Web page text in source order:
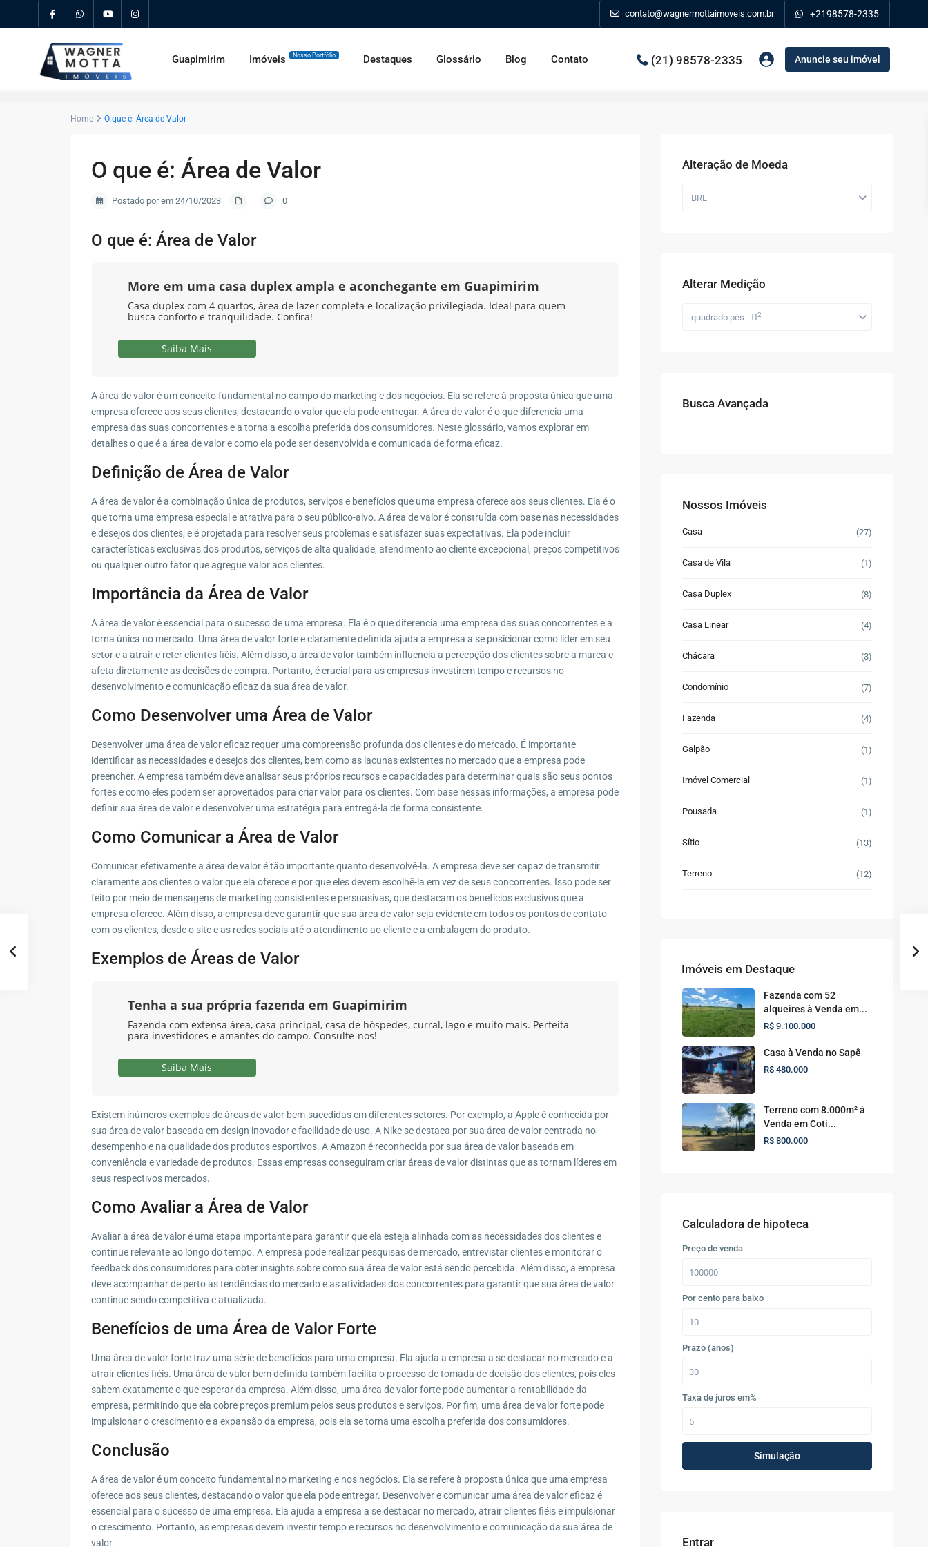
contato@wagnermottaimoveis.com.br +2198578-2335
Guapimirim Imóveis Nosso Portfólio Destaques Glossário Blog Contato (21) 98578-2335 Anuncie seu imóvel
Home O que é: Área de Valor
O que é: Área de Valor
Postado por em 24/10/2023 0
O que é: Área de Valor
More em uma casa duplex ampla e aconchegante em Guapimirim
Casa duplex com 4 quartos, área de lazer completa e localização privilegiada. Ideal para quem
busca conforto e tranquilidade. Confira!
Saiba Mais
A área de valor é um conceito fundamental no campo do marketing e dos negócios. Ela se refere à proposta única que uma
empresa oferece aos seus clientes, destacando o valor que ela pode entregar. A área de valor é o que diferencia uma
empresa das suas concorrentes e a torna a escolha preferida dos consumidores. Neste glossário, vamos explorar em
detalhes o que é a área de valor e como ela pode ser desenvolvida e comunicada de forma eficaz.
Definição de Área de Valor
A área de valor é a combinação única de produtos, serviços e benefícios que uma empresa oferece aos seus clientes. Ela é o
que torna uma empresa especial e atrativa para o seu público-alvo. A área de valor é construída com base nas necessidades
e desejos dos clientes, e é projetada para resolver seus problemas e satisfazer suas expectativas. Ela pode incluir
características exclusivas dos produtos, serviços de alta qualidade, atendimento ao cliente excepcional, preços competitivos
ou qualquer outro fator que agregue valor aos clientes.
Importância da Área de Valor
A área de valor é essencial para o sucesso de uma empresa. Ela é o que diferencia uma empresa das suas concorrentes e a
torna única no mercado. Uma área de valor forte e claramente definida ajuda a empresa a se posicionar como líder em seu
setor e a atrair e reter clientes fiéis. Além disso, a área de valor também influencia a percepção dos clientes sobre a marca e
afeta diretamente as decisões de compra. Portanto, é crucial para as empresas investirem tempo e recursos no
desenvolvimento e comunicação eficaz da sua área de valor.
Como Desenvolver uma Área de Valor
Desenvolver uma área de valor eficaz requer uma compreensão profunda dos clientes e do mercado. É importante
identificar as necessidades e desejos dos clientes, bem como as lacunas existentes no mercado que a empresa pode
preencher. A empresa também deve analisar seus próprios recursos e capacidades para determinar quais são seus pontos
fortes e como eles podem ser aproveitados para criar valor para os clientes. Com base nessas informações, a empresa pode
definir sua área de valor e desenvolver uma estratégia para entregá-la de forma consistente.
Como Comunicar a Área de Valor
Comunicar efetivamente a área de valor é tão importante quanto desenvolvê-la. A empresa deve ser capaz de transmitir
claramente aos clientes o valor que ela oferece e por que eles devem escolhê-la em vez de seus concorrentes. Isso pode ser
feito por meio de mensagens de marketing consistentes e persuasivas, que destacam os benefícios exclusivos que a
empresa oferece. Além disso, a empresa deve garantir que sua área de valor seja evidente em todos os pontos de contato
com os clientes, desde o site e as redes sociais até o atendimento ao cliente e a embalagem do produto.
Exemplos de Áreas de Valor
Tenha a sua própria fazenda em Guapimirim
Fazenda com extensa área, casa principal, casa de hóspedes, curral, lago e muito mais. Perfeita
para investidores e amantes do campo. Consulte-nos!
Saiba Mais
Existem inúmeros exemplos de áreas de valor bem-sucedidas em diferentes setores. Por exemplo, a Apple é conhecida por
sua área de valor baseada em design inovador e facilidade de uso. A Nike se destaca por sua área de valor centrada no
desempenho e na qualidade dos produtos esportivos. A Amazon é reconhecida por sua área de valor baseada em
conveniência e variedade de produtos. Essas empresas conseguiram criar áreas de valor distintas que as tornam líderes em
seus respectivos mercados.
Como Avaliar a Área de Valor
Avaliar a área de valor é uma etapa importante para garantir que ela esteja alinhada com as necessidades dos clientes e
continue relevante ao longo do tempo. A empresa pode realizar pesquisas de mercado, entrevistar clientes e monitorar o
feedback dos consumidores para obter insights sobre como sua área de valor está sendo percebida. Além disso, a empresa
deve acompanhar de perto as tendências do mercado e as atividades dos concorrentes para garantir que sua área de valor
continue sendo competitiva e atualizada.
Benefícios de uma Área de Valor Forte
Uma área de valor forte traz uma série de benefícios para uma empresa. Ela ajuda a empresa a se destacar no mercado e a
atrair clientes fiéis. Uma área de valor bem definida também facilita o processo de tomada de decisão dos clientes, pois eles
sabem exatamente o que esperar da empresa. Além disso, uma área de valor forte pode aumentar a rentabilidade da
empresa, permitindo que ela cobre preços premium pelos seus produtos e serviços. Por fim, uma área de valor forte pode
impulsionar o crescimento e a expansão da empresa, pois ela se torna uma escolha preferida dos consumidores.
Conclusão
A área de valor é um conceito fundamental no marketing e nos negócios. Ela se refere à proposta única que uma empresa
oferece aos seus clientes, destacando o valor que ela pode entregar. Desenvolver e comunicar uma área de valor eficaz é
essencial para o sucesso de uma empresa. Ela ajuda a empresa a se destacar no mercado, atrair clientes fiéis e impulsionar
o crescimento. Portanto, as empresas devem investir tempo e recursos no desenvolvimento e comunicação da sua área de
valor.
Alteração de Moeda
BRL
Alterar Medição
quadrado pés - ft2
Busca Avançada
Nossos Imóveis
Casa (27)
Casa de Vila (1)
Casa Duplex (8)
Casa Linear (4)
Chácara (3)
Condomínio (7)
Fazenda (4)
Galpão (1)
Imóvel Comercial (1)
Pousada (1)
Sítio (13)
Terreno (12)
Imóveis em Destaque
Fazenda com 52
alqueires à Venda em...
R$ 9.100.000
Casa à Venda no Sapê
R$ 480.000
Terreno com 8.000m² à
Venda em Coti...
R$ 800.000
Calculadora de hipoteca
Preço de venda
Por cento para baixo
Prazo (anos)
Taxa de juros em%
Simulação
Entrar